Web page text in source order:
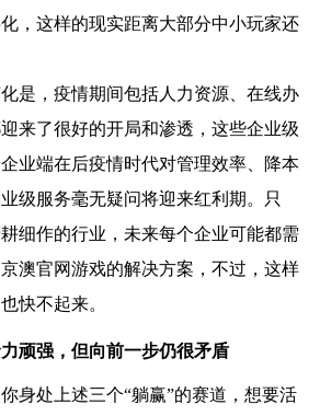
，这样的现实距离大部分中小玩家还
是，疫情期间包括人力资源、在线办
来了很好的开局和渗透，这些企业级
业端在后疫情时代对管理效率、降本
级服务毫无疑问将迎来红利期。只
细作的行业，未来每个企业可能都需
澳官网游戏的解决方案，不过，这样
快不起来。
顽强，但向前一步仍很矛盾
身处上述三个“躺赢”的赛道，想要活